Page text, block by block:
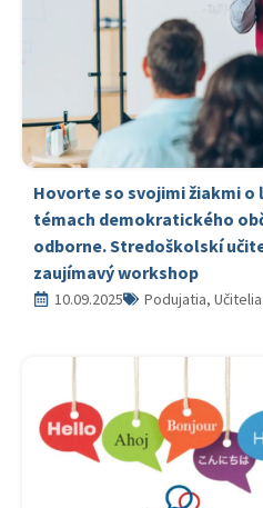
Hovorte so svojimi žiakmi o
témach demokratického
odborne. Stredoškolskí
zaujímavý workshop
10.09.2025 Podujatia, Učitelia